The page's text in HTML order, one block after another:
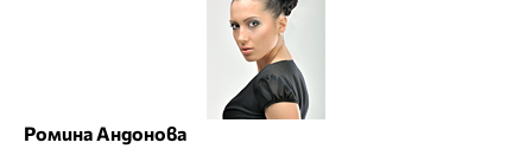
Ромина Андонова